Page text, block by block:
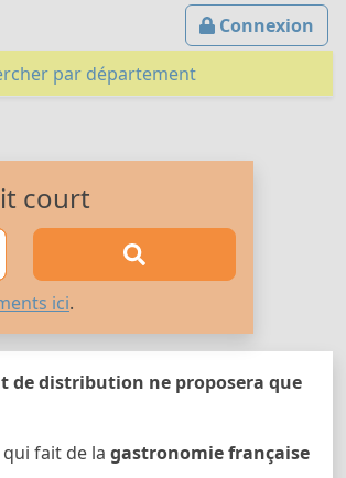
Connexion
par département
court
ici.
de distribution ne proposera que
fait de la gastronomie française